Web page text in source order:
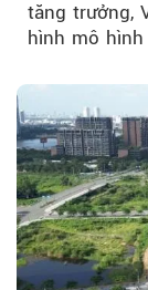
tăng trưởng,
hình mô